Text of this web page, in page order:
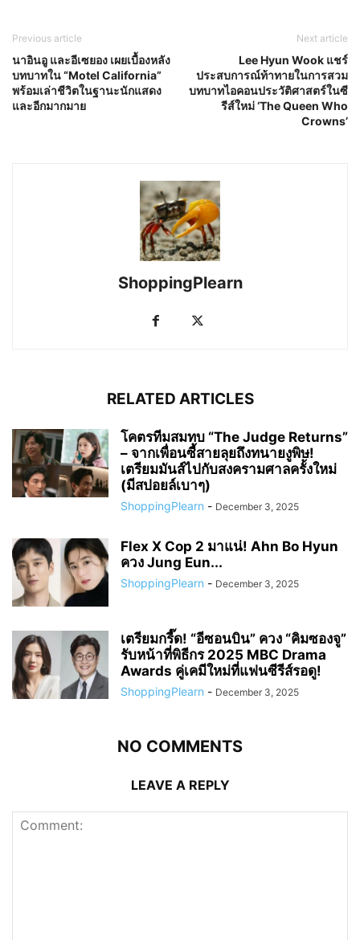
Previous article
นาอินอู และอีเซยอง เผยเบื้องหลัง
บทบาทใน “Motel California”
พร้อมเล่าชีวิตในฐานะนักแสดง
และอีกมากมาย
Next article
Lee Hyun Wook แชร์
ประสบการณ์ท้าทายในการสวม
บทบาทไอคอนประวัติศาสตร์ในซี
รีส์ใหม่ ‘The Queen Who
Crowns’
ShoppingPlearn
RELATED ARTICLES
โคตรทีมสมทบ “The Judge Returns”
– จากเพื่อนซี้สายลุยถึงทนายงูพิษ!
เตรียมมันส์ไปกับสงครามศาลครั้งใหม่
(มีสปอยล์เบาๆ)
ShoppingPlearn - December 3, 2025
Flex X Cop 2 มาแน่! Ahn Bo Hyun
ควง Jung Eun...
ShoppingPlearn - December 3, 2025
เตรียมกรี๊ด! “อีซอนบิน” ควง “คิมซองจู”
รับหน้าที่พิธีกร 2025 MBC Drama
Awards คู่เคมีใหม่ที่แฟนซีรีส์รอดู!
ShoppingPlearn - December 3, 2025
NO COMMENTS
LEAVE A REPLY